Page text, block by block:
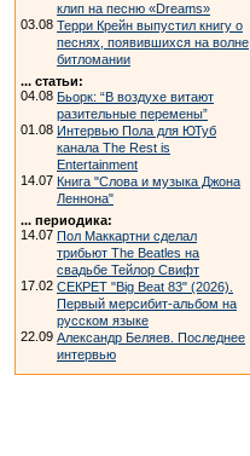
клип на песню «Dreams»
03.08 Терри Крейн выпустил книгу о
песнях, появившихся на волне
битломании
... статьи:
04.08 Бьорк: “В воздухе витают
разительные перемены”
01.08 Интервью Пола для ЮТуб
канала The Rest is
Entertainment
14.07 Книга "Слова и музыка Джона
Леннона"
... периодика:
14.07 Пол Маккартни сделал
трибьют The Beatles на
свадьбе Тейлор Свифт
17.02 СЕКРЕТ "Big Beat 83" (2026).
Первый мерсибит-альбом на
русском языке
22.09 Александр Беляев. Последнее
интервью